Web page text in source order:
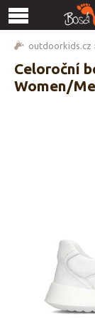
outdoorkids.cz
Celoroční
Women/